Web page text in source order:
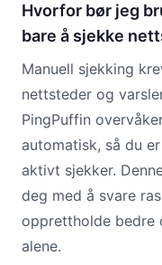
Hvorfor bør jeg
bare å sjekke
Manuell sjekking
nettsteder og
PingPuffin
automatisk, så du
aktivt sjekker.
deg med å svare
opprettholde bedre
alene.